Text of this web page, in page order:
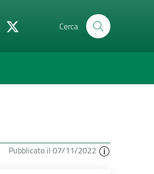
Cerca
Pubblicato il 07/11/2022